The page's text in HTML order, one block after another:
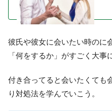
彼氏や彼女に会いたい時のに
「何をするか」がすごく大事
付き合ってると会いたくても
り対処法を学んでいこう。